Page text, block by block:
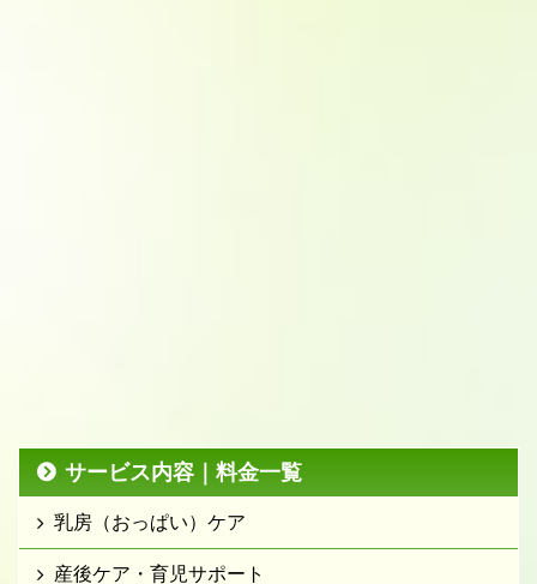
サービス内容｜料金一覧
乳房（おっぱい）ケア
産後ケア・育児サポート